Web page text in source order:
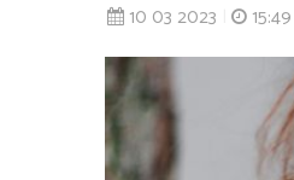
10 03 2023 15:49